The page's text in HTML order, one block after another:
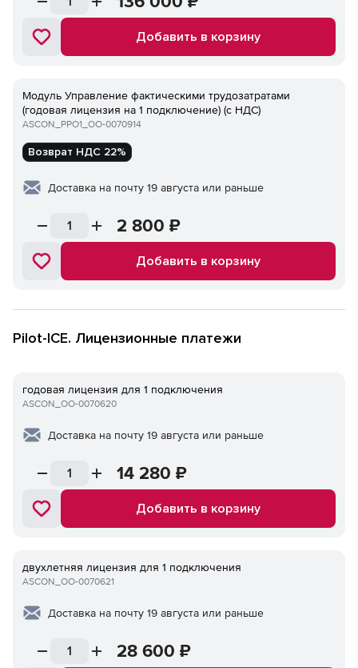
Добавить в корзину
Модуль Управление фактическими трудозатратами
(годовая лицензия на 1 подключение) (с НДС)
ASCON_PPO1_ОО-0070914
Возврат НДС 22%
Доставка на почту 19 августа или раньше
2 800 ₽
Добавить в корзину
Pilot-ICE. Лицензионные платежи
годовая лицензия для 1 подключения
ASCON_ОО-0070620
Доставка на почту 19 августа или раньше
14 280 ₽
Добавить в корзину
двухлетняя лицензия для 1 подключения
ASCON_ОО-0070621
Доставка на почту 19 августа или раньше
28 600 ₽